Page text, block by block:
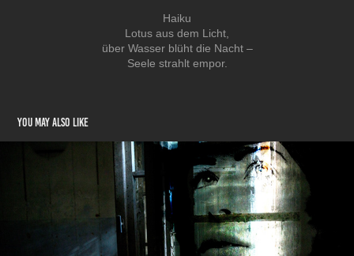
Haiku
Lotus aus dem Licht,
über Wasser blüht die Nacht –
Seele strahlt empor.
You may also like
Surreal
2022